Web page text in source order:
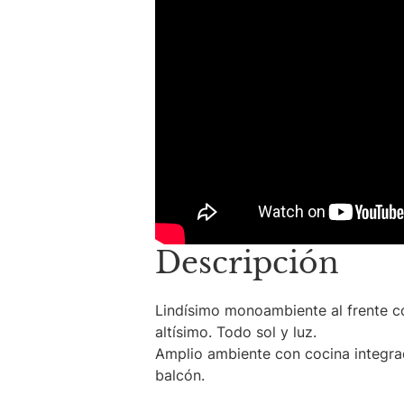
Descripción
Lindísimo monoambiente al frente
altísimo. Todo sol y luz.
Amplio ambiente con cocina
balcón.